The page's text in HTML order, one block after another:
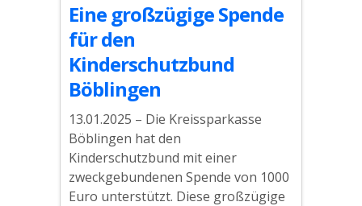
Eine großzügige Spende
für den
Kinderschutzbund
Böblingen
13.01.2025 – Die Kreissparkasse
Böblingen hat den
Kinderschutzbund mit einer
zweckgebundenen Spende von 1000
Euro unterstützt. Diese großzügige